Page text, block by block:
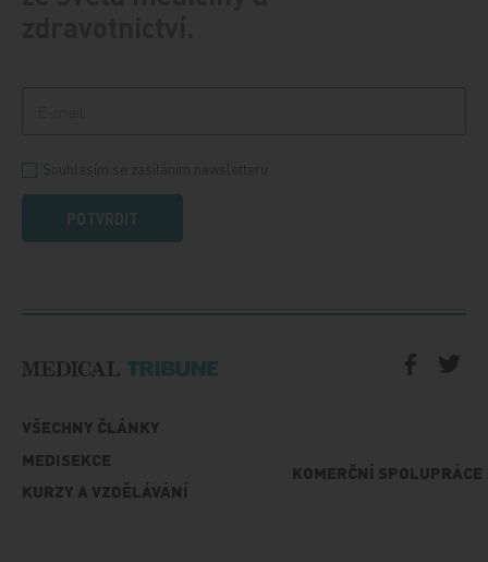
POTVRDIT
VŠECHNY ČLÁNKY
MEDISEKCE
KURZY A VZDĚLÁVÁNÍ
KOMERČNÍ SPOLUPRÁCE